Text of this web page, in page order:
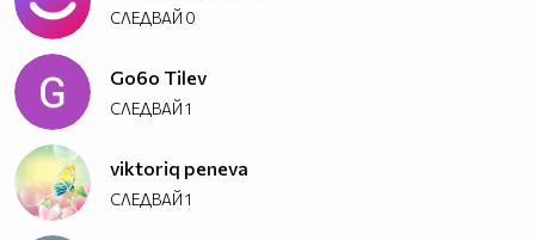
СЛЕДВАЙ 0
Go6o Tilev
СЛЕДВАЙ1
viktoriq peneva
СЛЕДВАЙ1